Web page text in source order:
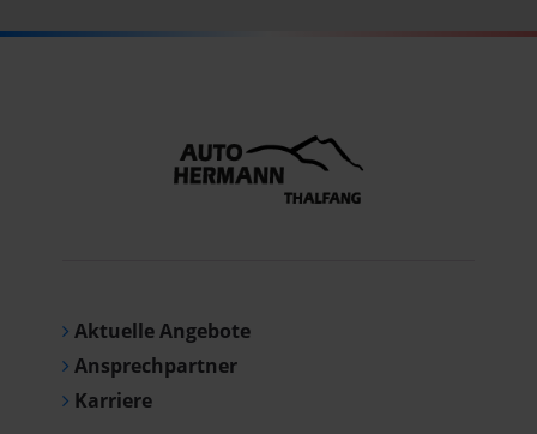
Aktuelle Angebote
Ansprechpartner
Karriere